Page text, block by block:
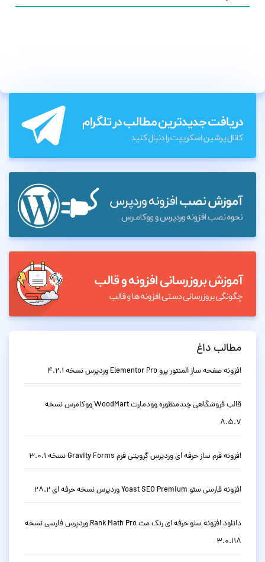
مطالب داغ
افزونه صفحه ساز المنتور پرو Elementor Pro وردپرس نسخه 4.2.1
قالب فروشگاهی چندمنظوره وودمارت WoodMart ووکامرس نسخه
8.5.7
افزونه فرم ساز حرفه ای وردپرس گرویتی فرم Gravity Forms نسخه 3.0.1
افزونه فارسی سئو Yoast SEO Premium وردپرس نسخه حرفه ای 28.2
دانلود افزونه سئو حرفه ای رنک مث Rank Math Pro وردپرس فارسی نسخه
3.0.118